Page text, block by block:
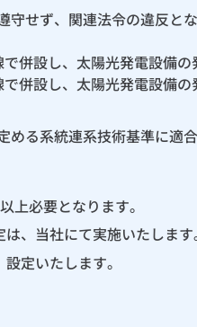
せず、関連法令の違反と
併設し、太陽光発電設備
併設し、太陽光発電設備
る系統連系技術基準に
上必要となります。
、当社にて実施いたします
定いたします。